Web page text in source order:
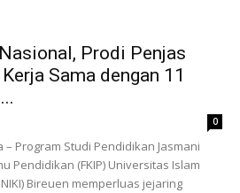
Prodi Penjas
Sama dengan 11
0
– Program Studi Pendidikan Jasmani
Pendidikan (FKIP) Universitas Islam
Bireuen memperluas jejaring